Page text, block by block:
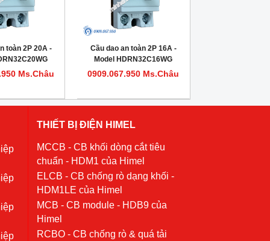
toàn 2P 20A -
Ms.Châu
Cầu dao an toàn 2P 16A -
Model HDRN32C16WG
0909.067.950 Ms.Châu
THIẾT BỊ ĐIỆN HIMEL
MCCB - CB khối dòng cắt tiêu
chuẩn - HDM1 của Himel
ELCB - CB chống rò dạng khối -
HDM1LE của Himel
MCB - CB module - HDB9 của
Himel
RCBO - CB chống rò & quá tải